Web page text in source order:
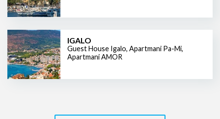
IGALO
Guest House Igalo, Apartmani Pa-Mi,
Apartmani AMOR